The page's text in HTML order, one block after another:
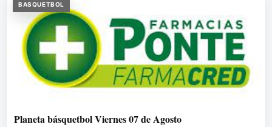
BASQUETBOL
Planeta básquetbol Viernes 07 de Agosto